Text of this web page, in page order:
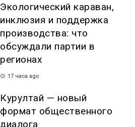
Экологический караван,
инклюзия и поддержка
производства: что
обсуждали партии в
регионах
17 часа ago
Курултай — новый
формат общественного
диалога